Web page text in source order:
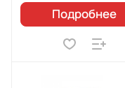
Подробнее